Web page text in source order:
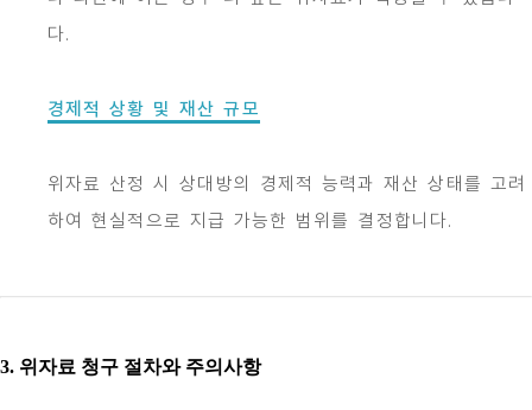
다.
경제적 상황 및 재산 규모
위자료 산정 시 상대방의 경제적 능력과 재산 상태를 고려
하여 현실적으로 지급 가능한 범위를 결정합니다.
3. 위자료 청구 절차와 주의사항